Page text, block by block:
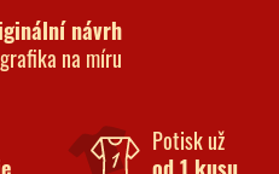
návrh
na míru
Potisk už